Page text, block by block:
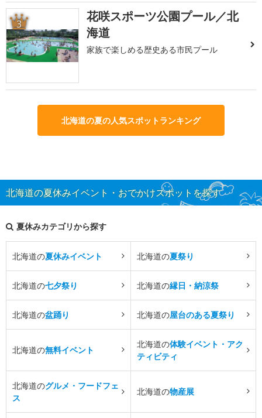
3
花咲スポーツ公園プール／北
海道
家族で楽しめる歴史ある市民プール
北海道の夏の人気スポットランキング
北海道の夏休みイベント・おでかけスポットを探す
夏休みカテゴリから探す
北海道の夏休みイベント 北海道の夏祭り
北海道の七夕祭り 北海道の縁日・納涼祭
北海道の盆踊り 北海道の屋台のある夏祭り
北海道の無料イベント
北海道の体験イベント・アク
ティビティ
北海道のグルメ・フードフェ
ス
北海道の物産展